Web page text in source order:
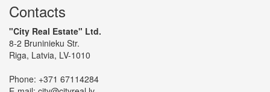
Contacts
"City Real Estate" Ltd.
8-2 Bruninieku Str.
Riga, Latvia, LV-1010
Phone: +371 67114284